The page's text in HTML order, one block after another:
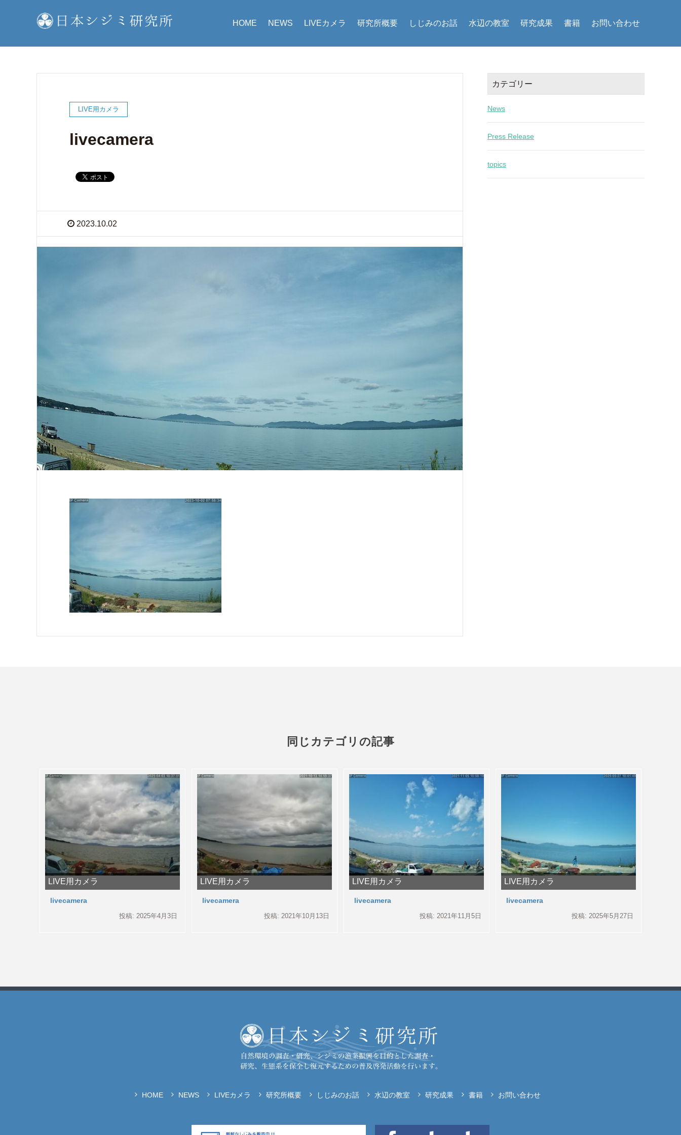
HOME NEWS LIVEカメラ 研究所概要 しじみのお話 水辺の教室 研究成果 書籍 お問い合わせ
LIVE用カメラ
livecamera
2023.10.02
カテゴリー
News
Press Release
topics
同じカテゴリの記事
LIVE用カメラ
livecamera
投稿: 2025年4月3日
LIVE用カメラ
livecamera
投稿: 2021年10月13日
LIVE用カメラ
livecamera
投稿: 2021年11月5日
LIVE用カメラ
livecamera
投稿: 2025年5月27日
HOME NEWS LIVEカメラ 研究所概要 しじみのお話 水辺の教室 研究成果 書籍 お問い合わせ